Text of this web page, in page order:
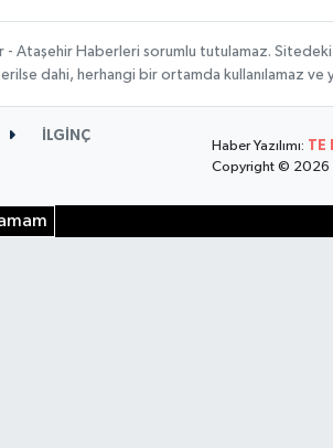
- Ataşehir Haberleri sorumlu tutulamaz.
dahi, herhangi bir ortamda kullanılamaz ve
İLGİNÇ
Haber Yazılımı: TE
Copyright © 2026